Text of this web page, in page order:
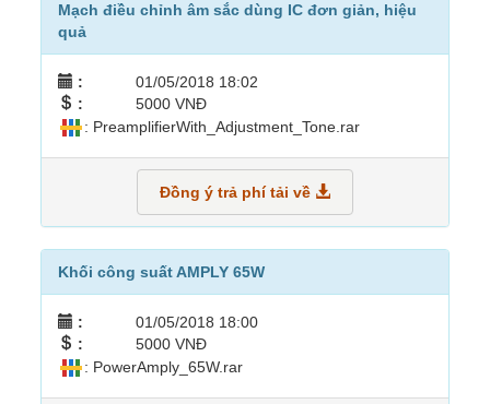
Mạch điều chỉnh âm sắc dùng IC đơn giản, hiệu
quả
: 01/05/2018 18:02
: 5000 VNĐ
: PreamplifierWith_Adjustment_Tone.rar
Đồng ý trả phí tải về
Khối công suất AMPLY 65W
: 01/05/2018 18:00
: 5000 VNĐ
: PowerAmply_65W.rar